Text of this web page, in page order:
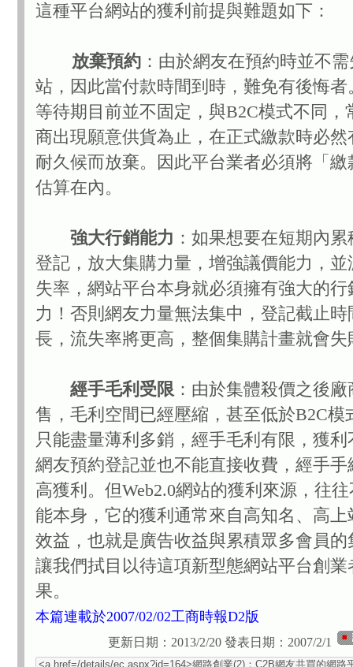
這種平台網站的獲利前提與難題如下：
放棄預約：由於網友在預約時並不
站，因此當付款時間到時，難免有後悔者
等待期目前並不固定，與B2C模式不同，
商出現願意供貨為止，在正式繳款時必然
耐久候而放棄。因此平台業者必須將「繳
估算在內。
強大行銷能力 ：如果想要在短期內
登記，放大集購力量，增強議價能力，並
失率，網站平台本身就必須擁有強大的行
力！否則網友力量無法集中，登記截止時
長，流失率將更高，整個集購計畫就會
經手毛利受限：由於集體殺價之後廠
售，毛利空間已經壓縮，甚至低於B2C模
只能盡量薄利多銷，經手毛利有限，獲利
網友預約登記並也不能直接收費，經手手
高獲利。但Web2.0網站的獲利來源，往
能本身，它的獲利通常來自高知名、高上
效益，也就是廣告收益與累積眾多會員的
讓我們拭目以待這項新型態網站平台創業
果。
本篇連載於2007/02/02工商時報D2版
更新日期：2013/2/20 發表日期：2007/2/1